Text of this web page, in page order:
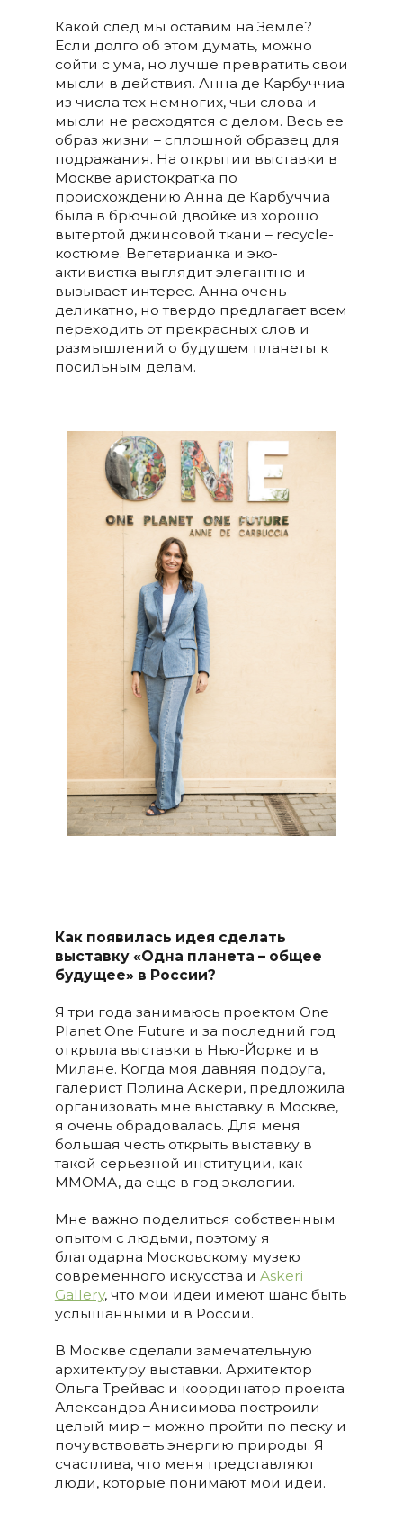
Какой след мы оставим на Земле?
Если долго об этом думать, можно
сойти с ума, но лучше превратить свои
мысли в действия. Анна де Карбуччиа
из числа тех немногих, чьи слова и
мысли не расходятся с делом. Весь ее
образ жизни – сплошной образец для
подражания. На открытии выставки в
Москве аристократка по
происхождению Анна де Карбуччиа
была в брючной двойке из хорошо
вытертой джинсовой ткани – recycle-
костюме. Вегетарианка и эко-
активистка выглядит элегантно и
вызывает интерес. Анна очень
деликатно, но твердо предлагает всем
переходить от прекрасных слов и
размышлений о будущем планеты к
посильным делам.
Как появилась идея сделать
выставку «Одна планета – общее
будущее» в России?
Я три года занимаюсь проектом One
Planet One Future и за последний год
открыла выставки в Нью-Йорке и в
Милане. Когда моя давняя подруга,
галерист Полина Аскери, предложила
организовать мне выставку в Москве,
я очень обрадовалась. Для меня
большая честь открыть выставку в
такой серьезной институции, как
MMOMA, да еще в год экологии.
Мне важно поделиться собственным
опытом с людьми, поэтому я
благодарна Московскому музею
современного искусства и Askeri
Gallery, что мои идеи имеют шанс быть
услышанными и в России.
В Москве сделали замечательную
архитектуру выставки. Архитектор
Ольга Трейвас и координатор проекта
Александра Анисимова построили
целый мир – можно пройти по песку и
почувствовать энергию природы. Я
счастлива, что меня представляют
люди, которые понимают мои идеи.